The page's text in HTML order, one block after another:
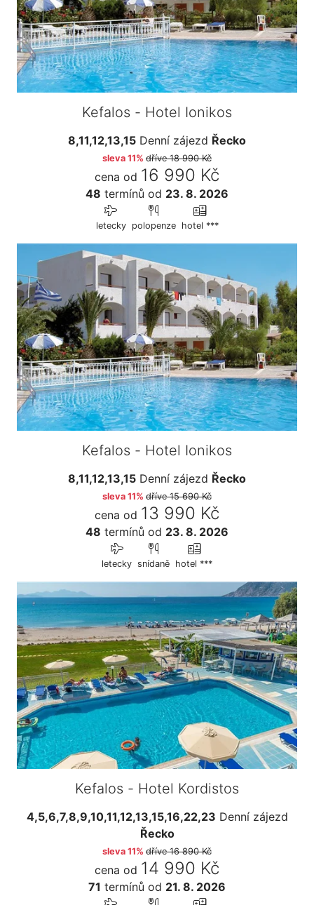
Kefalos - Hotel Ionikos
8,11,12,13,15 Denní zájezd Řecko
sleva 11% dříve18 990 Kč
cena od 16 990 Kč
48 termínů od 23. 8. 2026
letecky polopenze hotel ***
Kefalos - Hotel Ionikos
8,11,12,13,15 Denní zájezd Řecko
sleva 11% dříve15 690 Kč
cena od 13 990 Kč
48 termínů od 23. 8. 2026
letecky snídaně hotel ***
Kefalos - Hotel Kordistos
4,5,6,7,8,9,10,11,12,13,15,16,22,23 Denní zájezd
Řecko
sleva 11% dříve16 890 Kč
cena od 14 990 Kč
71 termínů od 21. 8. 2026